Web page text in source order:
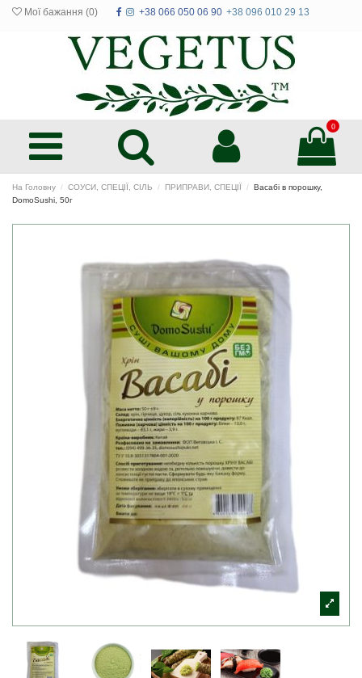
Мої бажання (0) +38 066 050 06 90 +38 096 010 29 13
0
На Головну СОУСИ, СПЕЦІЇ, СІЛЬ ПРИПРАВИ, СПЕЦІЇ
Васабі в порошку,
DomoSushi, 50г